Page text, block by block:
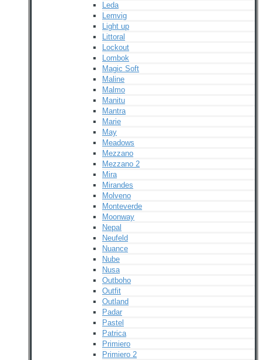
Leda
Lemvig
Light up
Littoral
Lockout
Lombok
Magic Soft
Maline
Malmo
Manitu
Mantra
Marie
May
Meadows
Mezzano
Mezzano 2
Mira
Mirandes
Molveno
Monteverde
Moonway
Nepal
Neufeld
Nuance
Nube
Nusa
Outboho
Outfit
Outland
Padar
Pastel
Patrica
Primiero
Primiero 2